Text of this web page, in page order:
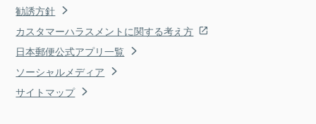
勧誘方針
カスタマーハラスメントに関する考え方
日本郵便公式アプリ一覧
ソーシャルメディア
サイトマップ